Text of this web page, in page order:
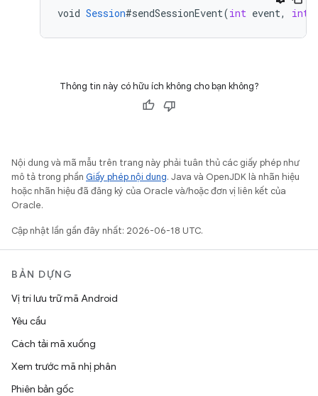
void Session#sendSessionEvent(int event, int
Thông tin này có hữu ích không cho bạn không?
Nội dung và mã mẫu trên trang này phải tuân thủ các giấy phép như
mô tả trong phần Giấy phép nội dung. Java và OpenJDK là nhãn hiệu
hoặc nhãn hiệu đã đăng ký của Oracle và/hoặc đơn vị liên kết của
Oracle.
Cập nhật lần gần đây nhất: 2026-06-18 UTC.
BẢN DỰNG
Vị trí lưu trữ mã Android
Yêu cầu
Cách tải mã xuống
Xem trước mã nhị phân
Phiên bản gốc